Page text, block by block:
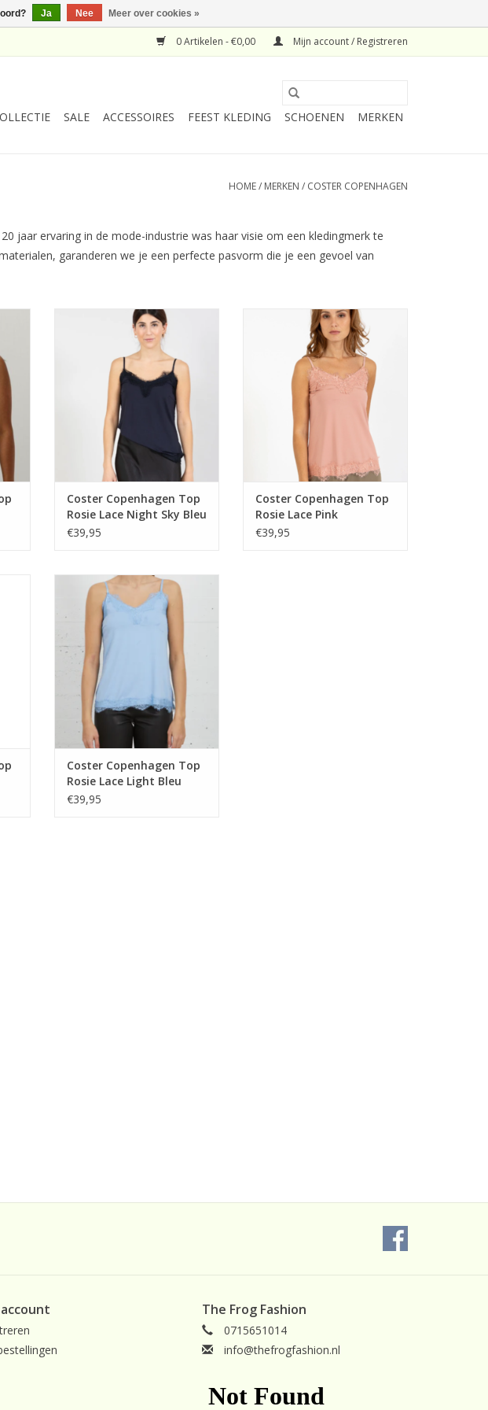
0 Artikelen - €0,00 Mijn account / Registreren
SALE ACCESSOIRES FEEST KLEDING SCHOENEN MERKEN
HOME/ MERKEN / COSTER COPENHAGEN
jaar ervaring in de mode-industrie was haar visie om een kledingmerk te
garanderen we je een perfecte pasvorm die je een gevoel van
Coster Copenhagen Top Rosie
Lace Night Sky Bleu
TOEVOEGEN AAN WINKELWAGEN
Coster Copenhagen Top
Rosie Lace Night Sky Bleu
€39,95
Coster Copenhagen Top Rosie
Lace Pink
TOEVOEGEN AAN WINKELWAGEN
Coster Copenhagen Top
Rosie Lace Pink
€39,95
Coster Copenhagen Top Rosie
Lace Light Bleu
TOEVOEGEN AAN WINKELWAGEN
Coster Copenhagen Top
Rosie Lace Light Bleu
€39,95
The Frog Fashion
0715651014
info@thefrogfashion.nl
Ja Nee Meer over cookies »